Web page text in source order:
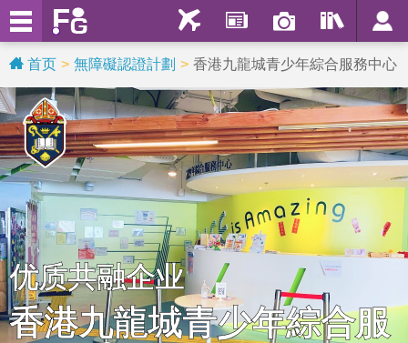
首页 無障礙認證計劃 香港九龍城青少年綜合服務中心
优质共融企业
香港九龍城青少年綜合服